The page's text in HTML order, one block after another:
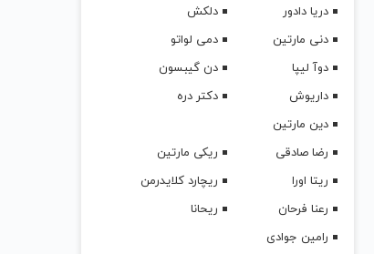
دریا دادور
دلکش
دنی مارتین
دمی لواتو
دوآ لیپا
دن گیبسون
داریوش
دکتر دره
دین مارتین
رضا صادقی
ریکی مارتین
ریتا اورا
ریچارد کلایدرمن
رعنا فرحان
ریحانا
رامین جوادی